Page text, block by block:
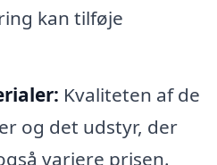
kan tilføje
Kvaliteten af de
og det udstyr, der
variere prisen.